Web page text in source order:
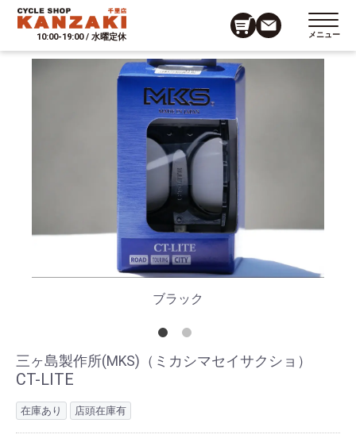
10:00-19:00 / 水曜定休 メニュー
ブラック
三ヶ島製作所(MKS)（ミカシマセイサクショ）
CT-LITE
在庫あり 店頭在庫有